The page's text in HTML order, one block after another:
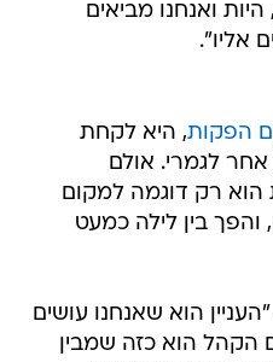
ואנחנו מביאים
אליו".
הפקות, היא לקחת
לגמרי. אולם
הוא רק דוגמה למקום
בין לילה כמעט
הוא שאנחנו עושים
הקהל הוא כזה שמבין